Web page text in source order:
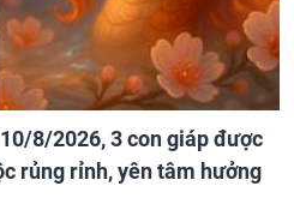
8/2026, 3 con giáp được
rủng rỉnh, yên tâm hưởng